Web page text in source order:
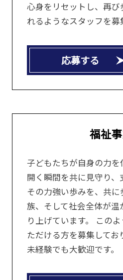
心身をリセットし、再
れるようなスタッフを募
応募する
福祉
子どもたちが自身の力
開く瞬間を共に見守り、
その力強い歩みを、共
族、そして社会全体が温
り上げています。 この
ただける方を募集してお
未経験でも大歓迎です。